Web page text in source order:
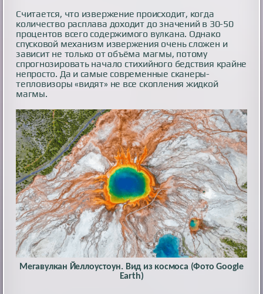
Считается, что извержение происходит, когда
количество расплава доходит до значений в 30-50
процентов всего содержимого вулкана. Однако
спусковой механизм извержения очень сложен и
зависит не только от объёма магмы, потому
спрогнозировать начало стихийного бедствия крайне
непросто. Да и самые современные сканеры-
тепловизоры «видят» не все скопления жидкой
магмы.
Мегавулкан Йеллоустоун. Вид из космоса (Фото Google
Earth)